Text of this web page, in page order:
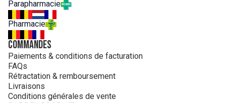
Parapharmacie
Pharmacie
Commandes
Paiements & conditions de facturation
FAQs
Rétractation & remboursement
Livraisons
Conditions générales de vente